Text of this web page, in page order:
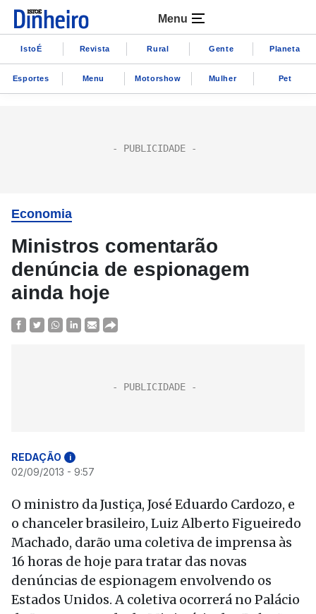
Menu
IstoÉ Revista Rural Gente Planeta
Esportes Menu Motorshow Mulher Pet
Economia
Ministros comentarão
denúncia de espionagem
ainda hoje
REDAÇÃO i
02/09/2013 - 9:57
O ministro da Justiça, José Eduardo Cardozo, e
o chanceler brasileiro, Luiz Alberto Figueiredo
Machado, darão uma coletiva de imprensa às
16 horas de hoje para tratar das novas
denúncias de espionagem envolvendo os
Estados Unidos. A coletiva ocorrerá no Palácio